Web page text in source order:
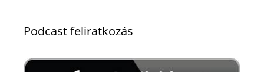
Podcast feliratkozás